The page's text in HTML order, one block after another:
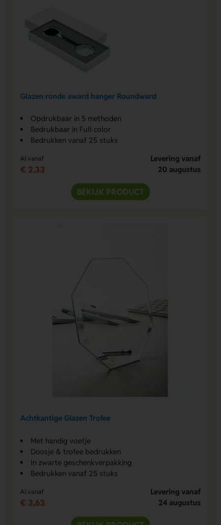
Glazen ronde award hanger Roundward
Opdrukbaar in 5 methoden
Bedrukbaar in Full color
Bedrukken vanaf 25 stuks
Al vanaf
€ 2,33
Levering vanaf
20 augustus
BEKIJK PRODUCT
Achtkantige Glazen Trofee
Met handig voetje
Doosje & trofee bedrukken
In zwarte geschenkverpakking
Bedrukken vanaf 25 stuks
Al vanaf
€ 3,63
Levering vanaf
24 augustus